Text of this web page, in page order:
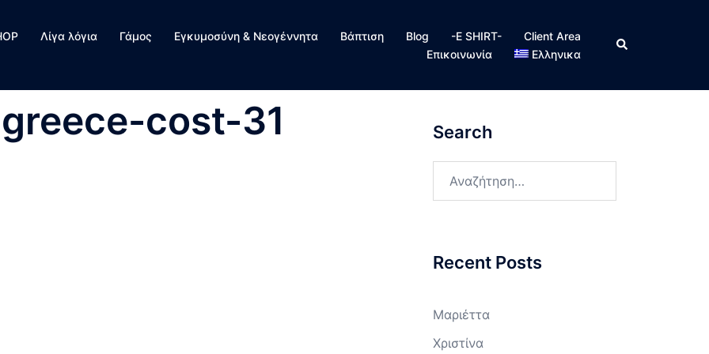
Λίγα λόγια Γάμος Εγκυμοσύνη & Νεογέννητα Βάπτιση Blog -E SHIRT-
Client Area
Επικοινωνία
Ελληνικα
Search
cost-31 Search
Recent Posts
Μαριέττα
Χριστίνα